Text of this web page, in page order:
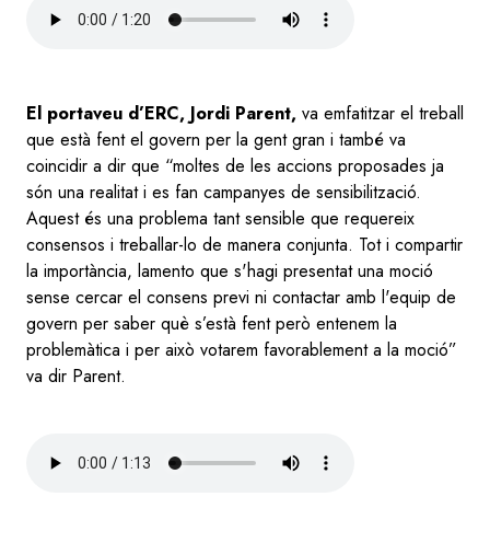
El portaveu d’ERC, Jordi Parent, va emfatitzar el treball
que està fent el govern per la gent gran i també va
coincidir a dir que “moltes de les accions proposades ja
són una realitat i es fan campanyes de sensibilització.
Aquest és una problema tant sensible que requereix
consensos i treballar-lo de manera conjunta. Tot i compartir
la importància, lamento que s'hagi presentat una moció
sense cercar el consens previ ni contactar amb l'equip de
govern per saber què s’està fent però entenem la
problemàtica i per això votarem favorablement a la moció”
va dir Parent.